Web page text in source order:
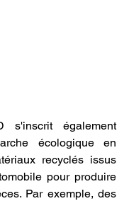
s'inscrit également
écologique en
recyclés issus
pour produire
Par exemple, des